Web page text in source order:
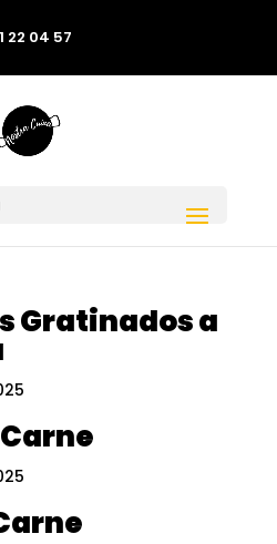
22 04 57
Gratinados a